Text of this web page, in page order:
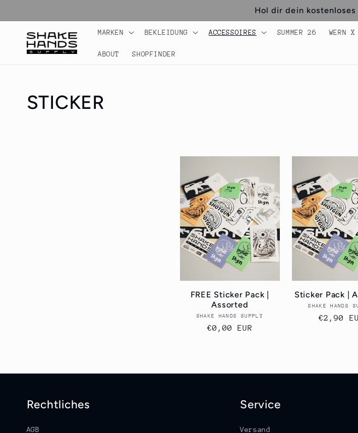
Inhalt
Hol dir dein
MARKEN BEKLEIDUNG ACCESSOIRES SUMMER 26 WERN
ABOUT SHOPFINDER
K
STICKER
FREE Sticker Pack |
Assorted
Anbieter:
SHAKE HANDS SUPPLY
Normaler
€0,00 EUR
Sticker Pack |
SHAKE HANDS
Normaler
€2,90
Rechtliches
AGB
Service
Versand